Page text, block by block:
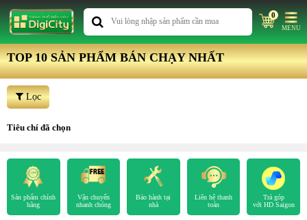
0
MENU
TOP 10 SẢN PHẨM BÁN CHẠY NHẤT
Lọc
Tiêu chí đã chọn
Sản phẩm chính
hãng
Vận chuyển
nhanh chóng
Bảo hành tại
nhà
Liên hệ thanh
toán
Trả góp
với HD Saigon